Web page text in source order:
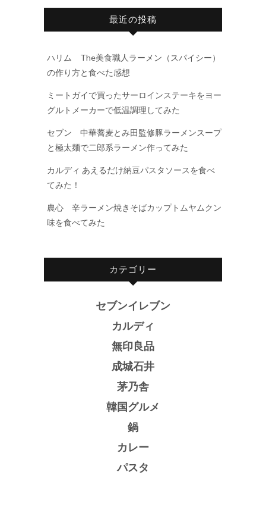
最近の投稿
ハリム The美食職人ラーメン（スパイシー）
の作り方と食べた感想
ミートガイで買ったサーロインステーキをヨー
グルトメーカーで低温調理してみた
セブン 中華蕎麦とみ田監修豚ラーメンスープ
と極太麺で二郎系ラーメン作ってみた
カルディ あえるだけ納豆パスタソースを食べ
てみた！
農心 辛ラーメン焼きそばカップトムヤムクン
味を食べてみた
カテゴリー
セブンイレブン
カルディ
無印良品
成城石井
茅乃舎
韓国グルメ
鍋
カレー
パスタ